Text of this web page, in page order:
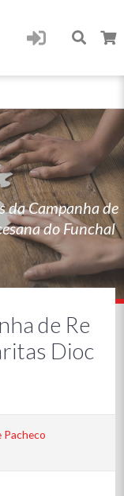
da Campanha de
do Funchal
de Re
Dioc
Pacheco